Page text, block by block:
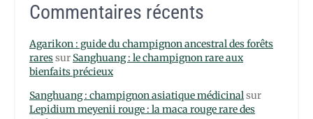
Commentaires récents
Agarikon : guide du champignon ancestral des forêts
raressur Sanghuang : le champignon rare aux
bienfaits précieux
Sanghuang : champignon asiatique médicinalsur
Lepidium meyenii rouge : la maca rouge rare des